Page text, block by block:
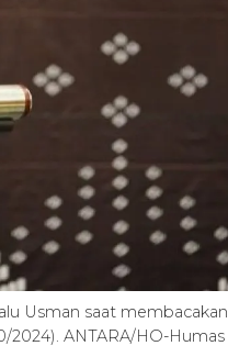
Usman saat membacakan
2024). ANTARA/HO-Humas